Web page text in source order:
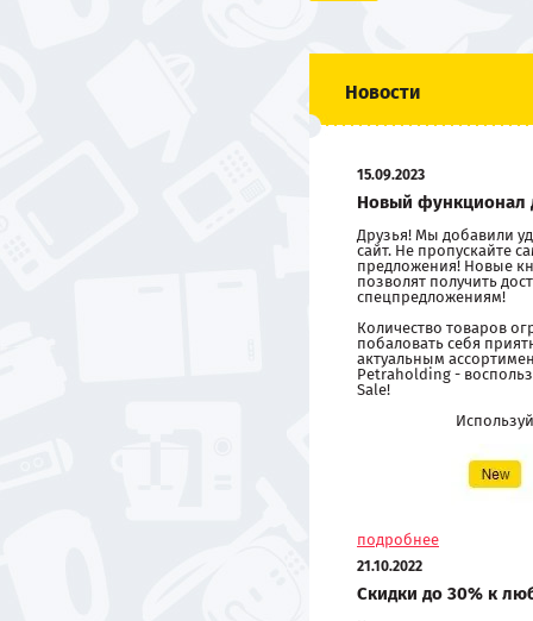
Новости
15.09.2023
Новый функционал
Друзья! Мы добавили
сайт. Не пропускайте
предложения! Новые
позволят получить
спецпредложениям!
Количество товаров
побаловать себя
актуальным
Petraholding -
Sale!
подробнее
21.10.2022
Скидки до 30% к